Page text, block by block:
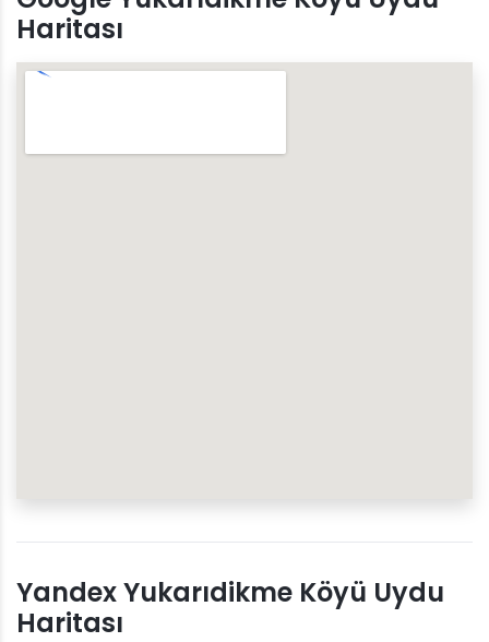
Haritası
Yandex Yukarıdikme Köyü Uydu
Haritası